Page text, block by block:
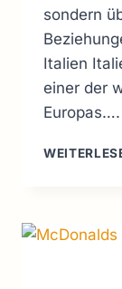
sondern
Italien
einer der
Europas….